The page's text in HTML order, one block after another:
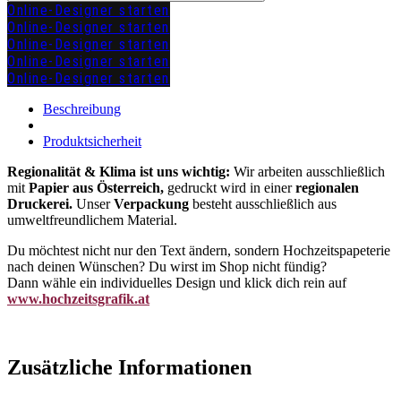
zuzügl.Versandkosten
Online-Designer starten
Online-Designer starten
Online-Designer starten
Online-Designer starten
Online-Designer starten
Beschreibung
Produktsicherheit
Regionalität & Klima ist uns wichtig: Wir arbeiten ausschließlich
mit Papier aus Österreich, gedruckt wird in einerregionalen
Druckerei. UnserVerpackung besteht ausschließlich aus
umweltfreundlichem Material.
Du möchtest nicht nur den Text ändern, sondern Hochzeitspapeterie
nach deinen Wünschen? Du wirst im Shop nicht fündig?
Dann wähle ein individuelles Design und klick dich rein auf
www.hochzeitsgrafik.at
Zusätzliche Informationen